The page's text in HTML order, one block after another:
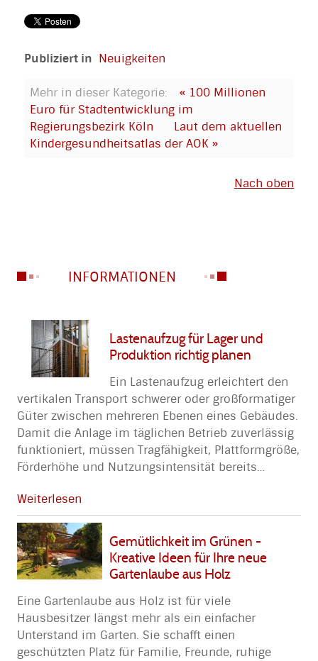
Publiziert in Neuigkeiten
Mehr in dieser Kategorie:
« 100 Millionen
Euro für Stadtentwicklung im
Regierungsbezirk Köln
Laut dem aktuellen
Kindergesundheitsatlas der AOK »
Nach oben
INFORMATIONEN
Lastenaufzug für Lager und
Produktion richtig planen
Ein Lastenaufzug erleichtert den
vertikalen Transport schwerer oder großformatiger
Güter zwischen mehreren Ebenen eines Gebäudes.
Damit die Anlage im täglichen Betrieb zuverlässig
funktioniert, müssen Tragfähigkeit, Plattformgröße,
Förderhöhe und Nutzungsintensität bereits…
Weiterlesen
Gemütlichkeit im Grünen -
Kreative Ideen für Ihre neue
Gartenlaube aus Holz
Eine Gartenlaube aus Holz ist für viele
Hausbesitzer längst mehr als ein einfacher
Unterstand im Garten. Sie schafft einen
geschützten Platz für Familie, Freunde, ruhige